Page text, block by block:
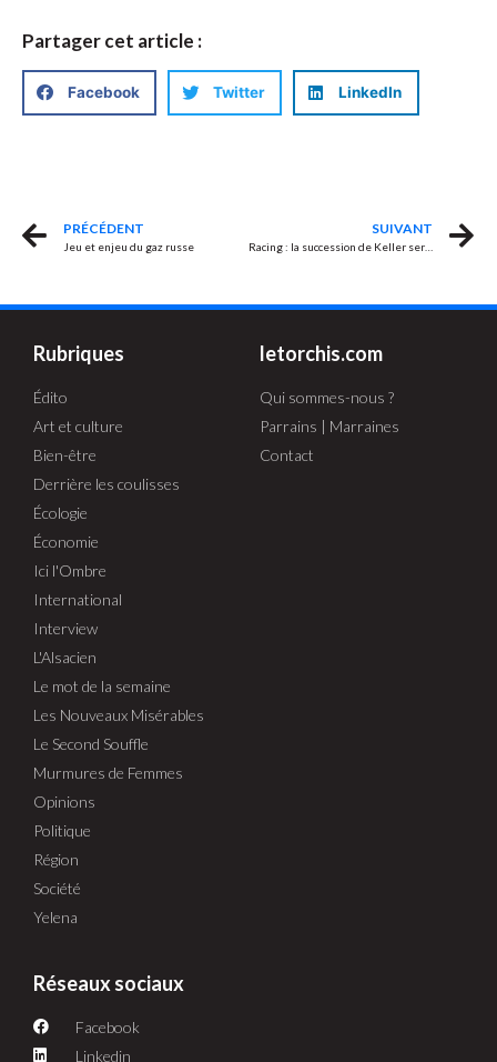
Partager cet article :
Facebook Twitter LinkedIn
PRÉCÉDENT
Jeu et enjeu du gaz russe
SUIVANT
Racing : la succession de Keller serait ouverte !
Rubriques
Édito
Art et culture
Bien-être
Derrière les coulisses
Écologie
Économie
Ici l'Ombre
International
Interview
L'Alsacien
Le mot de la semaine
Les Nouveaux Misérables
Le Second Souffle
Murmures de Femmes
Opinions
Politique
Région
Société
Yelena
letorchis.com
Qui sommes-nous ?
Parrains | Marraines
Contact
Réseaux sociaux
Facebook
Linkedin